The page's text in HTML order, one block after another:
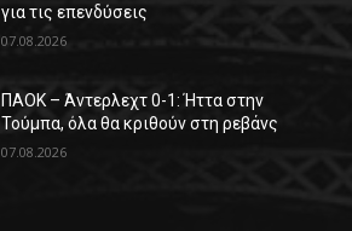
για τις επενδύσεις
07.08.2026
ΠΑΟΚ – Άντερλεχτ 0-1: Ήττα στην
Τούμπα, όλα θα κριθούν στη ρεβάνς
07.08.2026